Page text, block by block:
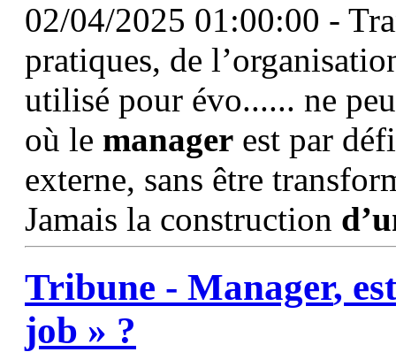
02/04/2025 01:00:00 -
pratiques, de
utilisé pour évo...... ne
où le manager est par
externe, sans être
Jamais la construction
Tribune - Manager,
job » ?